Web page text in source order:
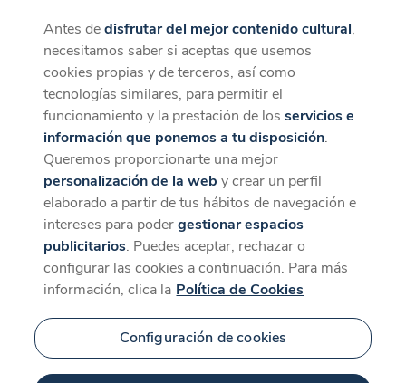
CaixaForum+
La mejor experiencia desde la App
Descargar
Antes dedisfrutar del mejor contenido cultural,
necesitamos saber si aceptas que usemos
cookies propias y de terceros, así como
tecnologías similares, para permitir el
funcionamiento y la prestación de losservicios e
información que ponemos a tu disposición.
Queremos proporcionarte una mejor
personalización de la web y crear un perfil
elaborado a partir de tus hábitos de navegación e
intereses para podergestionar espacios
publicitarios. Puedes aceptar, rechazar o
configurar las cookies a continuación. Para más
información, clica la Política de Cookies
Configuración de cookies